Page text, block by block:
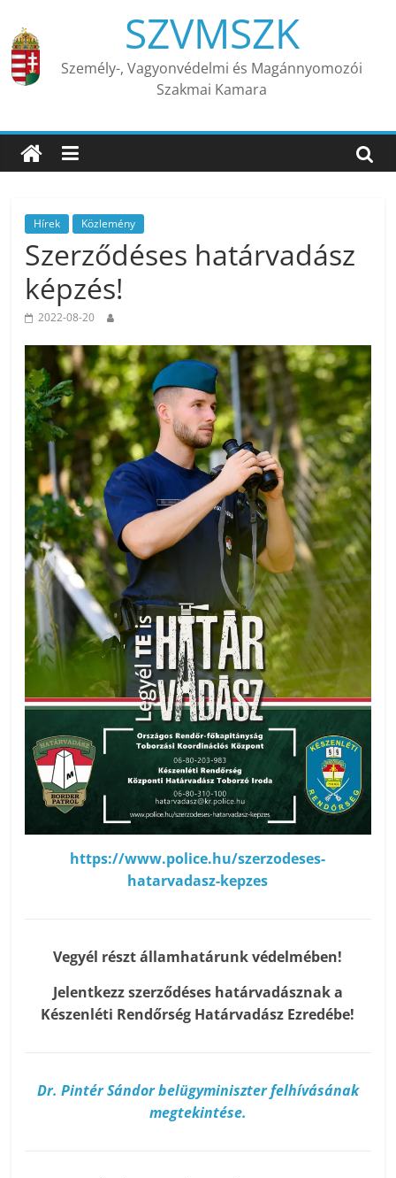
content
SZVMSZK
Személy-, Vagyonvédelmi és Magánnyomozói
Szakmai Kamara
Hírek Közlemény
Szerződéses határvadász
képzés!
2022-08-20
https://www.police.hu/szerzodeses-
hatarvadasz-kepzes
Vegyél részt államhatárunk védelmében!
Jelentkezz szerződéses határvadásznak a
Készenléti Rendőrség Határvadász Ezredébe!
Dr. Pintér Sándor belügyminiszter felhívásának
megtekintése.